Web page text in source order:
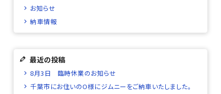
お知らせ
納車情報
最近の投稿
8月3日 臨時休業のお知らせ
千葉市にお住いのO様にジムニーをご納車いたしました。